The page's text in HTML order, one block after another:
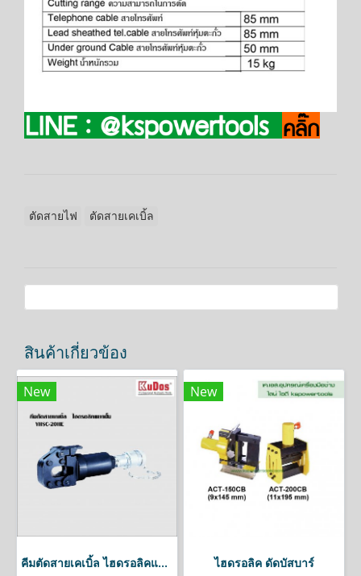
ตัดสายไฟ ตัดสายเคเบิ้ล
สินค้าเกี่ยวข้อง
New
คีมตัดสายเคเบิ้ล ไฮดรอลิคแยกปั๊มkudos
New
ไฮดรอลิค ดัดบัสบาร์